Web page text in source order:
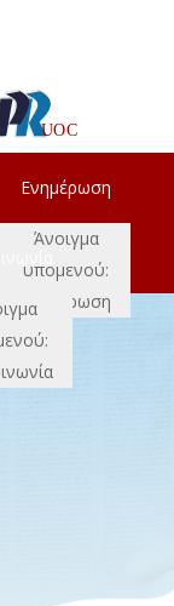
Ενημέρωση
Άνοιγμα
υπομενού:
Ενημέρωση